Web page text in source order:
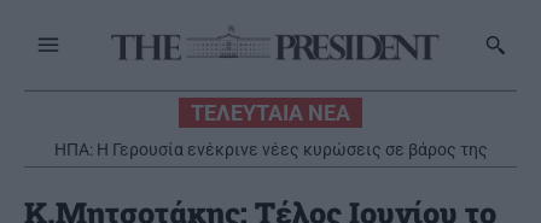
ΤΕΛΕΥΤΑΙΑ ΝΕΑ
ΗΠΑ: Η Γερουσία ενέκρινε νέες κυρώσεις σε βάρος της
Ρωσίας
Νέα στρατηγική συνεργασία της ΓΓ Επικοινωνίας και
Ενημέρωσης με το Εθνικό Ίδρυμα Ερευνών
K.Μητσοτάκης: Τέλος Ιουνίου το